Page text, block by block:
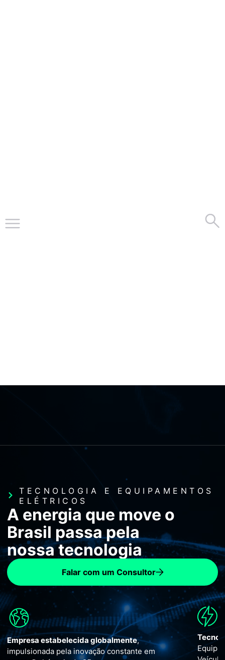
TECNOLOGIA E EQUIPAMENTOS
ELÉTRICOS
A energia que move o
Brasil passa pela
nossa tecnologia
Falar com um Consultor
globalmente,
constante em
Tecnologia e soluções em
Equipamentos e infraestrutura